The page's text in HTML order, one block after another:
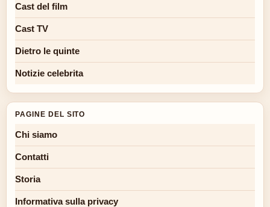
Cast del film
Cast TV
Dietro le quinte
Notizie celebrita
PAGINE DEL SITO
Chi siamo
Contatti
Storia
Informativa sulla privacy